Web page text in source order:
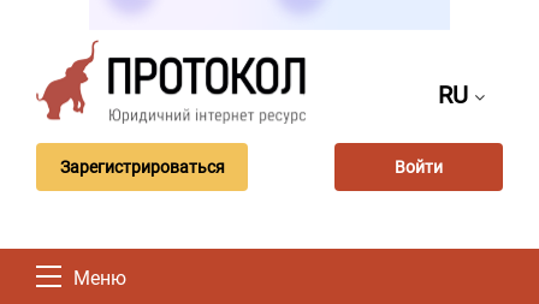
RU
Зарегистрироваться Войти
Меню